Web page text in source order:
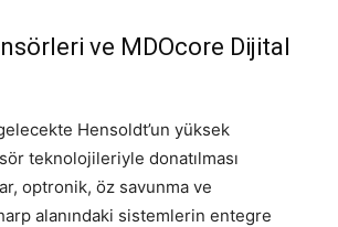
ve MDOcore Dijital
Hensoldt’un yüksek
teknolojileriyle donatılması
optronik, öz savunma ve
alanındaki sistemlerin entegre